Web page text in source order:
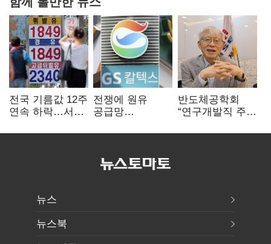
전국 기름값 12주
연속 하락…서울
전쟁에 원유
공급망
정유, 에너지안보
반도체공학회
“연구개발직 주
개선해야”
뉴스
뉴스북